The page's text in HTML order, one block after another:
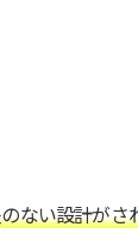
ない設計がさ